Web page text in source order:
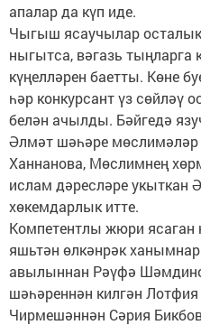
апалар да күп иде.
Чыгыш ясаучылар
ныгытса, вәгазь
күңелләрен баетты. Көне
һәр конкурсант үз сөйләү
белән ачылды. Бәйгедә
Әлмәт шәһәре мөслимәләр
Ханнанова, Мөслимнең
ислам дәресләре укыткан
хөкемдарлык итте.
Компетентлы жюри ясаган
яшьтән өлкәнрәк
авылыннан Рәүфә
шәһәреннән килгән
Чирмешәннән Сәрия